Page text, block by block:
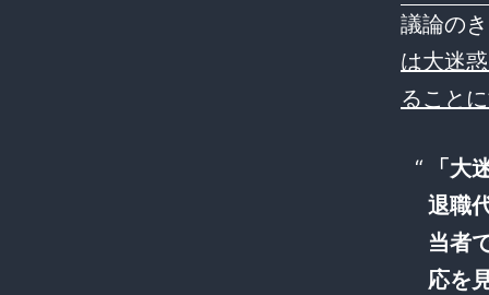
議論の
は大迷
ること
「大
退職
当者
応を